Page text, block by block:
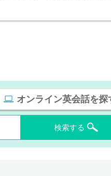
オンライン英会話を探
検索する